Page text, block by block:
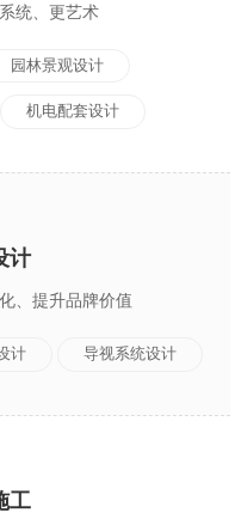
统、更艺术
园林景观设计
机电配套设计
计
、提升品牌价值
计 导视系统设计
工